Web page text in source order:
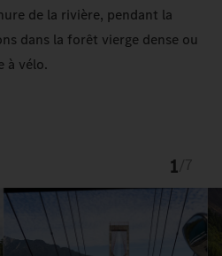
de la rivière, pendant la
dans la forêt vierge dense ou
à vélo.
1